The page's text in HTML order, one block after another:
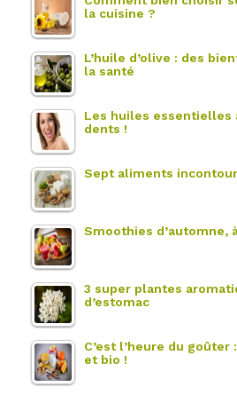
la cuisine ?
L’huile d’olive : des
la santé
Les huiles essentielles
dents !
Sept aliments
Smoothies d’automne,
3 super plantes
d’estomac
C’est l’heure du
et bio !